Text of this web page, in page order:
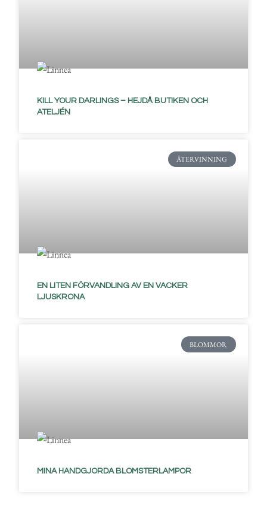
KILL YOUR DARLINGS – HEJDÅ BUTIKEN OCH
ATELJÉN
ÅTERVINNING
EN LITEN FÖRVANDLING AV EN VACKER
LJUSKRONA
BLOMMOR
MINA HANDGJORDA BLOMSTERLAMPOR